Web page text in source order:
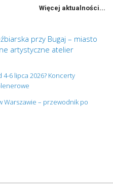
Więcej aktualności...
przy Bugaj – miasto
artystyczne atelier
6 lipca 2026? Koncerty
Warszawie – przewodnik po